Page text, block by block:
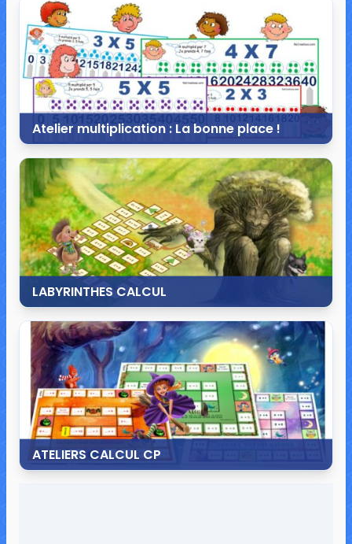
10 commentaires
45 273 vues
Atelier multiplication : La bonne place !
12 février 2021
18 commentaires
30 179 vues
LABYRINTHES CALCUL
5 novembre 2020
10 commentaires
17 961 vues
ATELIERS CALCUL CP